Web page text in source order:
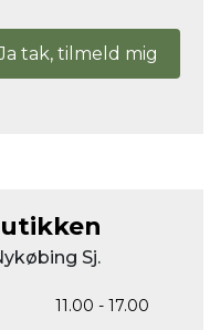
tak, tilmeld mig
Sj.
11.00 - 17.00